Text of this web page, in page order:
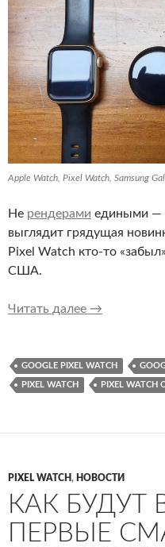
Apple Watch, Pixel Watch, Samsung
Не рендерами едиными —
выглядит грядущая
Pixel Watch кто-то
США.
Читать далее Кто-то
→
GOOGLE PIXEL WATCH
PIXEL WATCH PIXEL WATCH
PIXEL WATCH, НОВОСТИ
КАК БУДУТ
ПЕРВЫЕ